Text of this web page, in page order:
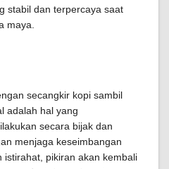
stabil dan terpercaya saat
maya.
secangkir kopi sambil
adalah hal yang
secara bijak dan
menjaga keseimbangan
istirahat, pikiran akan kembali